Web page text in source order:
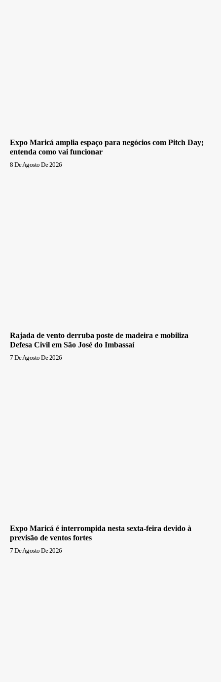
Expo Maricá amplia espaço para negócios com Pitch Day;
entenda como vai funcionar
8 De Agosto De 2026
Rajada de vento derruba poste de madeira e mobiliza
Defesa Civil em São José do Imbassaí
7 De Agosto De 2026
Expo Maricá é interrompida nesta sexta-feira devido à
previsão de ventos fortes
7 De Agosto De 2026